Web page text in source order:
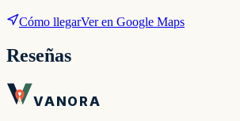
Cómo llegarVer en Google Maps
Reseñas
VANORA